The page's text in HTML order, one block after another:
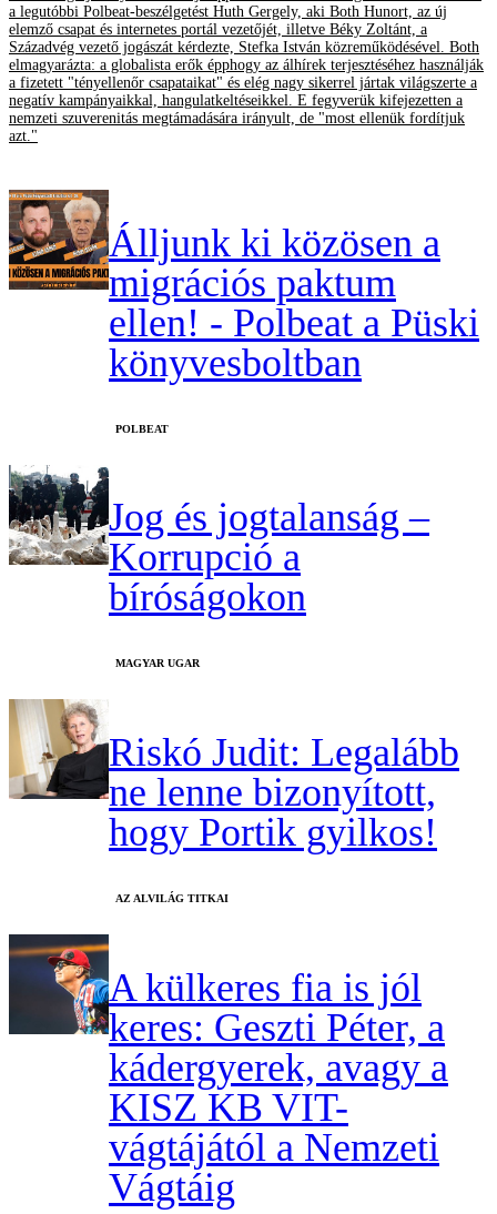
a legutóbbi Polbeat-beszélgetést Huth Gergely, aki Both Hunort, az új
elemző csapat és internetes portál vezetőjét, illetve Béky Zoltánt, a
Századvég vezető jogászát kérdezte, Stefka István közreműködésével. Both
elmagyarázta: a globalista erők épphogy az álhírek terjesztéséhez használják
a fizetett "tényellenőr csapataikat" és elég nagy sikerrel jártak világszerte a
negatív kampányaikkal, hangulatkeltéseikkel. E fegyverük kifejezetten a
nemzeti szuverenitás megtámadására irányult, de "most ellenük fordítjuk
azt."
Álljunk ki közösen a
migrációs paktum
ellen! - Polbeat a Püski
könyvesboltban
‎POLBEAT
Jog és jogtalanság –
Korrupció a
bíróságokon
MAGYAR UGAR
Riskó Judit: Legalább
ne lenne bizonyított,
hogy Portik gyilkos!
AZ ALVILÁG TITKAI
A külkeres fia is jól
keres: Geszti Péter, a
kádergyerek, avagy a
KISZ KB VIT-
vágtájától a Nemzeti
Vágtáig